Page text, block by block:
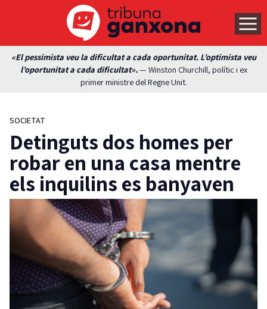
«El pessimista veu la dificultat a cada oportunitat. L’optimista veu
l’oportunitat a cada dificultat».— Winston Churchill, polític i ex
primer ministre del Regne Unit.
SOCIETAT
Detinguts dos homes per
robar en una casa mentre
els inquilins es banyaven